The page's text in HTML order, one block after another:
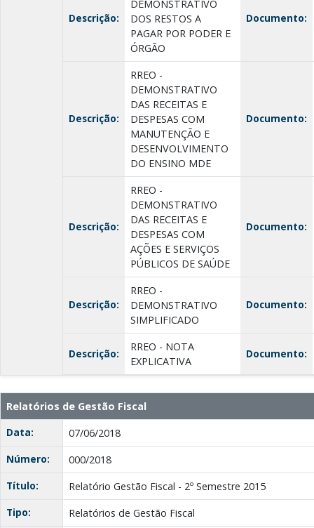
Descrição:
DEMONSTRATIVO
DOS RESTOS A
PAGAR POR PODER E
ÓRGÃO
Documento:
Descrição:
RREO -
DEMONSTRATIVO
DAS RECEITAS E
DESPESAS COM
MANUTENÇÃO E
DESENVOLVIMENTO
DO ENSINO MDE
Documento:
Descrição:
RREO -
DEMONSTRATIVO
DAS RECEITAS E
DESPESAS COM
AÇÕES E SERVIÇOS
PÚBLICOS DE SAÚDE
Documento:
Descrição:
RREO -
DEMONSTRATIVO
SIMPLIFICADO
Documento:
Descrição:
RREO - NOTA
EXPLICATIVA
Documento:
Relatórios de Gestão Fiscal
Data:
07/06/2018
Número:
000/2018
Título:
Relatório Gestão Fiscal - 2º Semestre 2015
Tipo:
Relatórios de Gestão Fiscal